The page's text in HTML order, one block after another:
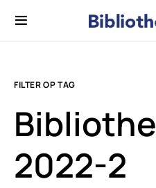
FILTER OP TAG
2022-2